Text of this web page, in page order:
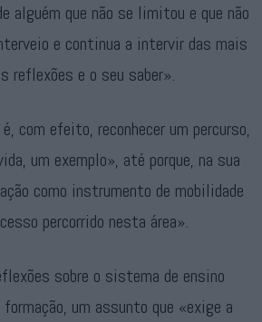
alguém que não se limitou e que não
e continua a intervir das mais
reflexões e o seu saber».
com efeito, reconhecer um percurso,
um exemplo», até porque, na sua
como instrumento de mobilidade
percorrido nesta área».
sobre o sistema de ensino
um assunto que «exige a